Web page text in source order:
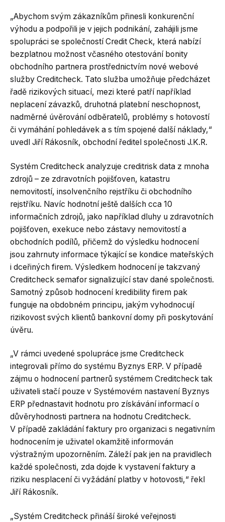
„Abychom svým zákazníkům přinesli konkurenční
výhodu a podpořili je v jejich podnikání, zahájili jsme
spolupráci se společností Credit Check, která nabízí
bezplatnou možnost včasného otestování bonity
obchodního partnera prostřednictvím nové webové
služby Creditcheck. Tato služba umožňuje předcházet
řadě rizikových situací, mezi které patří například
neplacení závazků, druhotná platební neschopnost,
nadměrné úvěrování odběratelů, problémy s hotovostí
či vymáhání pohledávek a s tím spojené další náklady,“
uvedl Jiří Rákosník, obchodní ředitel společnosti J.K.R.
Systém Creditcheck analyzuje creditrisk data z mnoha
zdrojů – ze zdravotních pojišťoven, katastru
nemovitostí, insolvenčního rejstříku či obchodního
rejstříku. Navíc hodnotní ještě dalších cca 10
informačních zdrojů, jako například dluhy u zdravotních
pojišťoven, exekuce nebo zástavy nemovitostí a
obchodních podílů, přičemž do výsledku hodnocení
jsou zahrnuty informace týkající se kondice mateřských
i dceřiných firem. Výsledkem hodnocení je takzvaný
Creditcheck semafor signalizující stav dané společnosti.
Samotný způsob hodnocení kredibility firem pak
funguje na obdobném principu, jakým vyhodnocují
rizikovost svých klientů bankovní domy při poskytování
úvěru.
„V rámci uvedené spolupráce jsme Creditcheck
integrovali přímo do systému Byznys ERP. V případě
zájmu o hodnocení partnerů systémem Creditcheck tak
uživateli stačí pouze v Systémovém nastavení Byznys
ERP přednastavit hodnotu pro získávání informací o
důvěryhodnosti partnera na hodnotu Creditcheck.
V případě zakládání faktury pro organizaci s negativním
hodnocením je uživatel okamžitě informován
výstražným upozorněním. Záleží pak jen na pravidlech
každé společnosti, zda dojde k vystavení faktury a
riziku nesplacení či vyžádání platby v hotovosti,“ řekl
Jiří Rákosník.
„Systém Creditcheck přináší široké veřejnosti